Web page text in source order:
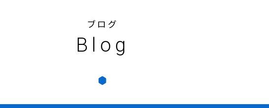
ブログ
Blog